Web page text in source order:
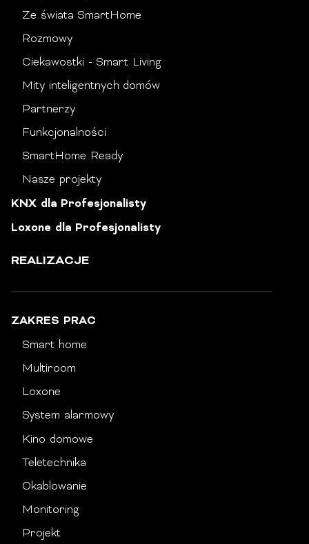
Ze świata SmartHome
Rozmowy
Ciekawostki - Smart Living
Mity inteligentnych domów
Partnerzy
Funkcjonalności
SmartHome Ready
Nasze projekty
KNX dla Profesjonalisty
Loxone dla Profesjonalisty
REALIZACJE
ZAKRES PRAC
Smart home
Multiroom
Loxone
System alarmowy
Kino domowe
Teletechnika
Okablowanie
Monitoring
Projekt